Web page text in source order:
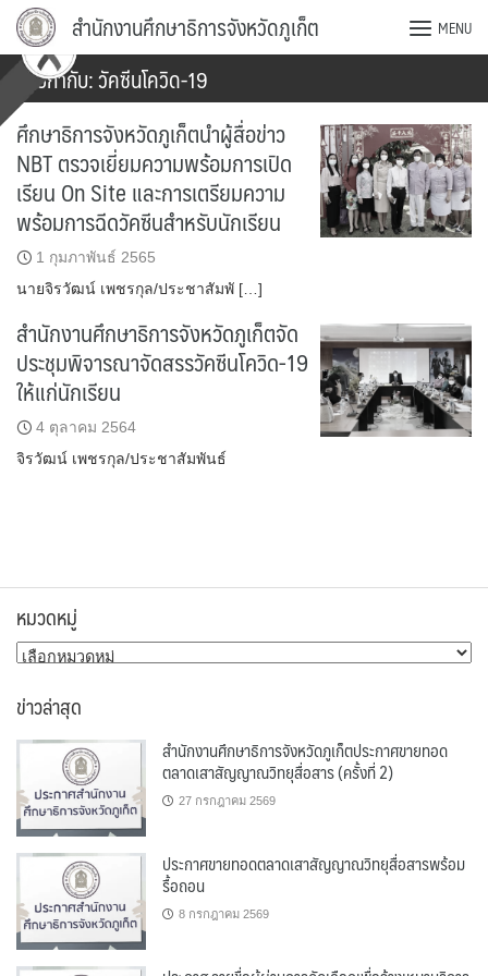
Skip
content
สำนักงานศึกษาธิการจังหวัดภูเก็ต MENU
ป้ายกำกับ:วัคซีนโควิด-19
ศึกษาธิการจังหวัดภูเก็ตนำผู้สื่อข่าว
NBT ตรวจเยี่ยมความพร้อมการเปิด
เรียน On Site และการเตรียมความ
พร้อมการฉีดวัคซีนสำหรับนักเรียน
1 กุมภาพันธ์ 2565
นายจิรวัฒน์ เพชรกุล/ประชาสัมพั […]
สำนักงานศึกษาธิการจังหวัดภูเก็ตจัด
ประชุมพิจารณาจัดสรรวัคซีนโควิด-19
ให้แก่นักเรียน
4 ตุลาคม 2564
จิรวัฒน์ เพชรกุล/ประชาสัมพันธ์
หมวดหมู่
หมวด
ข่าวล่าสุด
สำนักงานศึกษาธิการจังหวัดภูเก็ตประกาศขายทอด
ตลาดเสาสัญญาณวิทยุสื่อสาร (ครั้งที่ 2)
27 กรกฎาคม 2569
ประกาศขายทอดตลาดเสาสัญญาณวิทยุสื่อสารพร้อม
รื้อถอน
8 กรกฎาคม 2569